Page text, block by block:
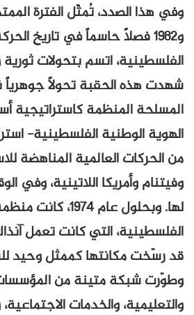
و١٩٨٢ فصلاً حاسماً في تاريخ
الفلسطينية، اتسم بتحولات
شهدت هذه الحقبة تحولاً جوهرياً
المسلحة المنظمة كاستراتيجية
الهوية الوطنية الفلسطينية-
من الحركات العالمية المناهضة
وفيتنام وأمريكا اللاتينية، وفي
لها. وبحلول عام ١٩٧٤،
الفلسطينية، التي كانت تعمل
قد رسّخت مكانتها كممثل وحيد
وطوّرت شبكة متينة من
والتعليمية، والخدمات